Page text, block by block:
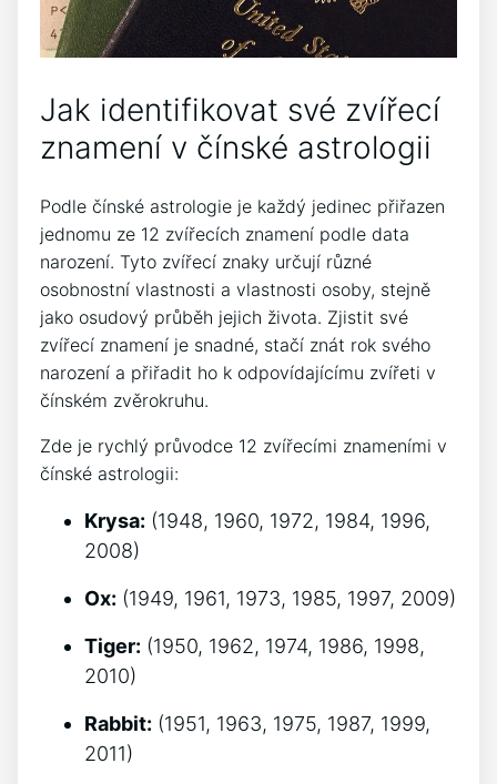
Jak identifikovat své zvířecí
znamení v čínské astrologii
Podle čínské astrologie je každý jedinec přiřazen
jednomu ze 12 zvířecích znamení podle data
narození. Tyto zvířecí znaky určují různé
osobnostní vlastnosti a vlastnosti osoby, stejně
jako osudový průběh jejich života. Zjistit své
zvířecí znamení je snadné, stačí znát rok svého
narození a přiřadit ho k odpovídajícímu zvířeti v
čínském zvěrokruhu.
Zde je rychlý průvodce 12 zvířecími znameními v
čínské astrologii:
Krysa: (1948, 1960, 1972, 1984, 1996,
2008)
Ox: (1949, 1961, 1973, 1985, 1997, 2009)
Tiger: (1950, 1962, 1974, 1986, 1998,
2010)
Rabbit: (1951, 1963, 1975, 1987, 1999,
2011)